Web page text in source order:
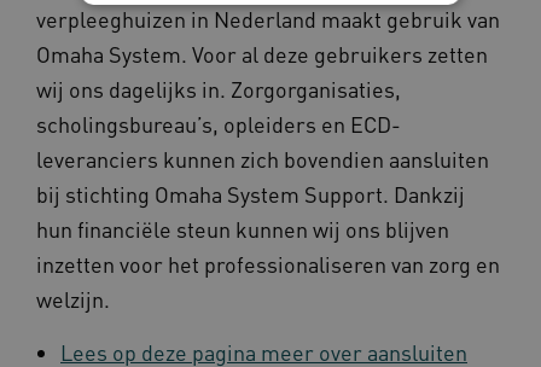
verpleeghuizen in Nederland maakt gebruik van
Omaha System. Voor al deze gebruikers zetten
wij ons dagelijks in. Zorgorganisaties,
scholingsbureau’s, opleiders en ECD-
leveranciers kunnen zich bovendien aansluiten
bij stichting Omaha System Support. Dankzij
hun financiële steun kunnen wij ons blijven
inzetten voor het professionaliseren van zorg en
welzijn.
Lees op deze pagina meer over aansluiten
Noodzakelijke cookies
Analytische cookies
Marketing cookies
Functionele cookies
Deze functionele en technische cookies zorgen
ervoor dat de website werkt. Deze cookies
worden altijd geplaatst en maken geen inbreuk
op uw privacy.
Naam
Provider/Domein
UMB_SESSION
www.omahasystem.nl